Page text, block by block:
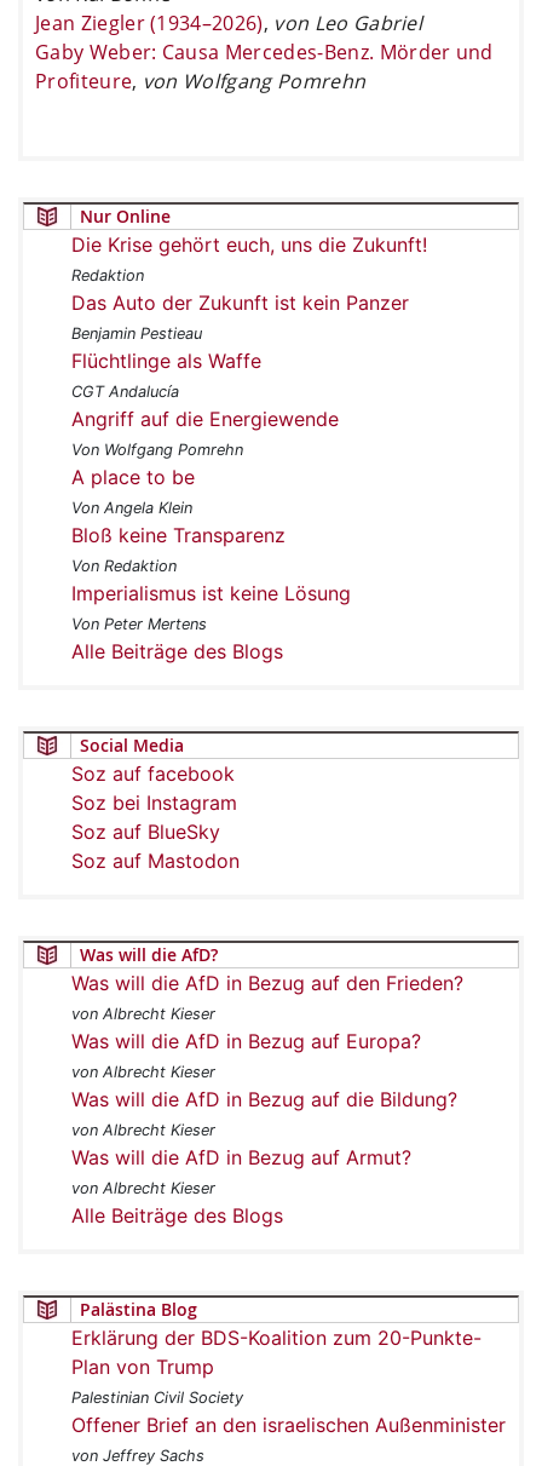
Jean Ziegler (1934–2026), von Leo Gabriel
Gaby Weber: Causa Mercedes-Benz. Mörder und
Profiteure, von Wolfgang Pomrehn
Nur Online
Die Krise gehört euch, uns die Zukunft!
Redaktion
Das Auto der Zukunft ist kein Panzer
Benjamin Pestieau
Flüchtlinge als Waffe
CGT Andalucía
Angriff auf die Energiewende
Von Wolfgang Pomrehn
A place to be
Von Angela Klein
Bloß keine Transparenz
Von Redaktion
Imperialismus ist keine Lösung
Von Peter Mertens
Alle Beiträge des Blogs
Social Media
Soz auf facebook
Soz bei Instagram
Soz auf BlueSky
Soz auf Mastodon
Was will die AfD?
Was will die AfD in Bezug auf den Frieden?
von Albrecht Kieser
Was will die AfD in Bezug auf Europa?
von Albrecht Kieser
Was will die AfD in Bezug auf die Bildung?
von Albrecht Kieser
Was will die AfD in Bezug auf Armut?
von Albrecht Kieser
Alle Beiträge des Blogs
Palästina Blog
Erklärung der BDS-Koalition zum 20-Punkte-
Plan von Trump
Palestinian Civil Society
Offener Brief an den israelischen Außenminister
von Jeffrey Sachs